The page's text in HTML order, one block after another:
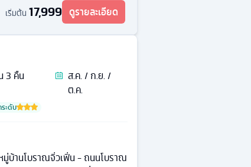
เริ่มต้น 17,999 ดูรายละเอียด
3 คืน
ส.ค. / ก.ย. /
ต.ค.
ะดับ
บ้านโบราณจิ่วเฟิ่น - ถนนโบราณ